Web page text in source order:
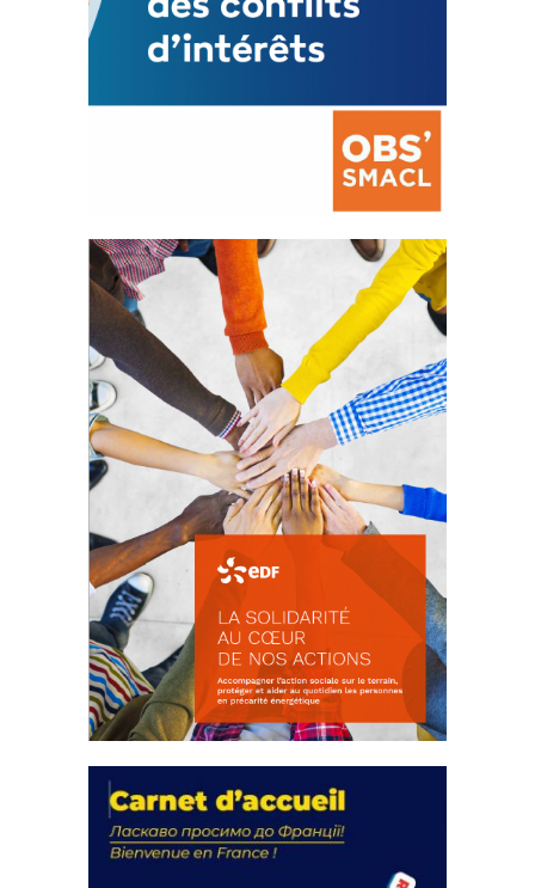
La prévention des conflits
d’intérêts
18 septembre 2023
FEUILLETER
actions
18 septembre 2023
FEUILLETER